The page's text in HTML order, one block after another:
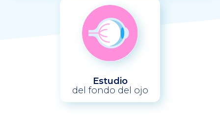
Estudio
del fondo del ojo